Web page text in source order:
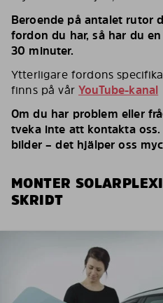
Beroende på antalet rutor
fordon du har, så har du
30 minuter.
Ytterligare fordons
finns på vårYouTube-kanal
Om du har problem eller
tveka inte att kontakta oss.
bilder – det hjälper oss
MONTER
SKRIDT